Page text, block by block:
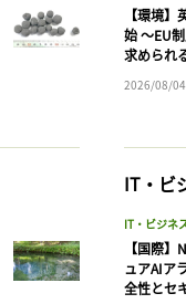
【環境
始 〜EU
求められ
2026/08/04
IT・ビ
IT・ビジネ
【国際
ュアAIア
全性とセ